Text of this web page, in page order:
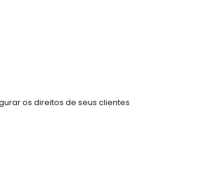
os direitos de seus clientes